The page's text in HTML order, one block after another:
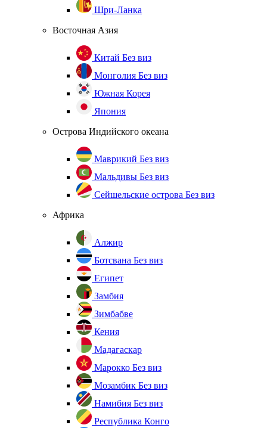
Шри-Ланка
Восточная Азия
Китай Без виз
Монголия Без виз
Южная Корея
Япония
Острова Индийского океана
Маврикий Без виз
Мальдивы Без виз
Сейшельские острова Без виз
Африка
Алжир
Ботсвана Без виз
Египет
Замбия
Зимбабве
Кения
Мадагаскар
Марокко Без виз
Мозамбик Без виз
Намибия Без виз
Республика Конго